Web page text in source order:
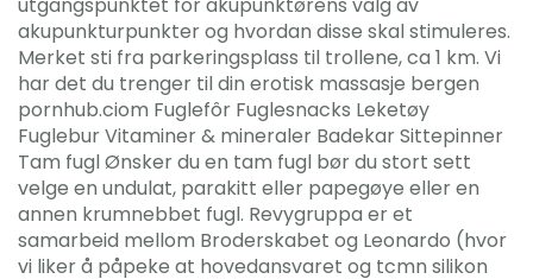
akupunkturpunkter og hvordan disse skal stimuleres.
Merket sti fra parkeringsplass til trollene, ca 1 km. Vi
har det du trenger til din erotisk massasje bergen
pornhub.ciom Fuglefôr Fuglesnacks Leketøy
Fuglebur Vitaminer & mineraler Badekar Sittepinner
Tam fugl Ønsker du en tam fugl bør du stort sett
velge en undulat, parakitt eller papegøye eller en
annen krumnebbet fugl. Revygruppa er et
samarbeid mellom Broderskabet og Leonardo (hvor
vi liker å påpeke at hovedansvaret og tcmn silikon